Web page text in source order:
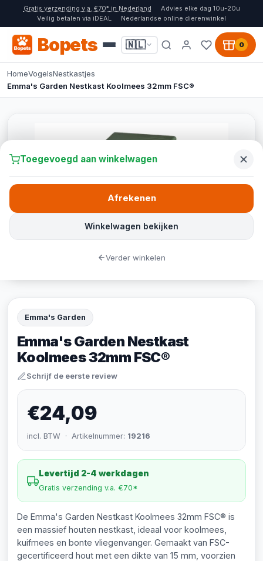
Gratis verzending v.a. €70* in Nederland
Advies elke dag 10u-20u
Veilig betalen via iDEAL
Nederlandse online dierenwinkel
Bopets 🇳🇱 0
HomeVogelsNestkastjes
Emma's Garden Nestkast Koolmees 32mm FSC®
Emma's Garden
Emma's Garden Nestkast
Koolmees 32mm FSC®
Schrijf de eerste review
€24,09
incl. BTW · Artikelnummer: 19216
Levertijd 2-4 werkdagen
Gratis verzending v.a. €70*
De Emma's Garden Nestkast Koolmees 32mm FSC® is
een massief houten nestkast, ideaal voor koolmees,
kuifmees en bonte vliegenvanger. Gemaakt van FSC-
gecertificeerd hout met een dikte van 15 mm, voorzien
Toegevoegd aan winkelwagen
Winkelwagen bekijken
Afrekenen
Verder winkelen